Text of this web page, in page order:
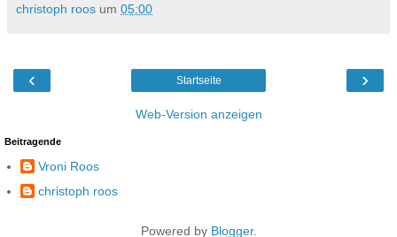
christoph roos um 05:00
‹ ›
Startseite
Web-Version anzeigen
Beitragende
Vroni Roos
christoph roos
Powered by Blogger.